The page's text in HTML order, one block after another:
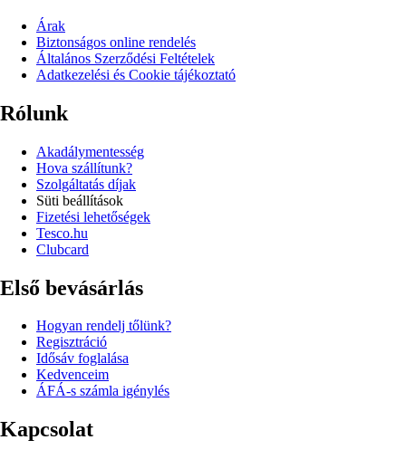
Árak
Biztonságos online rendelés
Általános Szerződési Feltételek
Adatkezelési és Cookie tájékoztató
Rólunk
Akadálymentesség
Hova szállítunk?
Szolgáltatás díjak
Süti beállítások
Fizetési lehetőségek
Tesco.hu
Clubcard
Első bevásárlás
Hogyan rendelj tőlünk?
Regisztráció
Idősáv foglalása
Kedvenceim
ÁFÁ-s számla igénylés
Kapcsolat